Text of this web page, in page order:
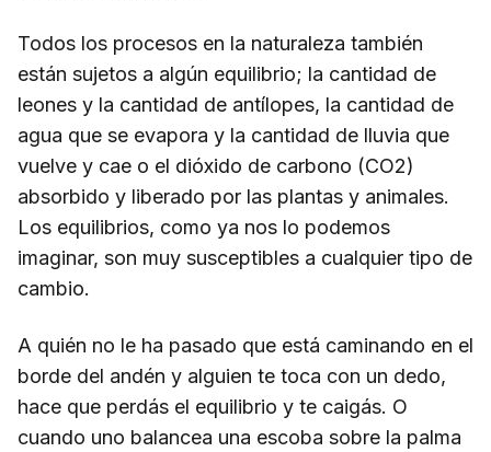
Todos los procesos en la naturaleza también
están sujetos a algún equilibrio; la cantidad de
leones y la cantidad de antílopes, la cantidad de
agua que se evapora y la cantidad de lluvia que
vuelve y cae o el dióxido de carbono (CO2)
absorbido y liberado por las plantas y animales.
Los equilibrios, como ya nos lo podemos
imaginar, son muy susceptibles a cualquier tipo de
cambio.
A quién no le ha pasado que está caminando en el
borde del andén y alguien te toca con un dedo,
hace que perdás el equilibrio y te caigás. O
cuando uno balancea una escoba sobre la palma